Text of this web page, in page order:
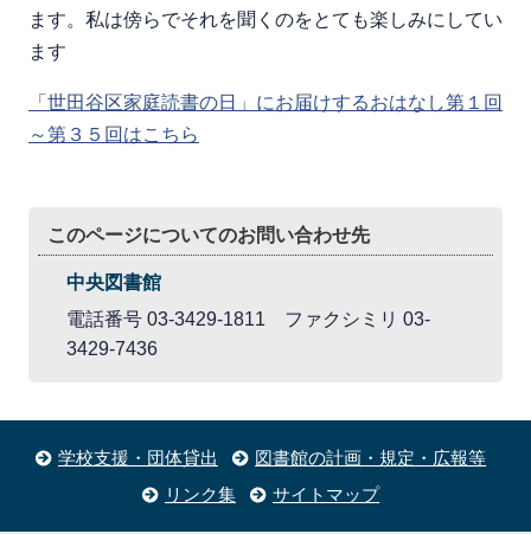
ます。私は傍らでそれを聞くのをとても楽しみにしてい
ます
「世田谷区家庭読書の日」にお届けするおはなし第１回
～第３５回はこちら
このページについてのお問い合わせ先
中央図書館
電話番号 03-3429-1811 ファクシミリ 03-
3429-7436
学校支援・団体貸出
図書館の計画・規定・広報等
リンク集
サイトマップ